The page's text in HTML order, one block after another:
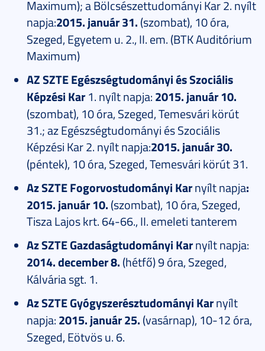
Maximum); a Bölcsészettudományi Kar 2. nyílt
napja:2015. január 31. (szombat), 10 óra,
Szeged, Egyetem u. 2., II. em. (BTK Auditórium
Maximum)
AZ SZTE Egészségtudományi és Szociális
Képzési Kar1. nyílt napja: 2015. január 10.
(szombat), 10 óra, Szeged, Temesvári körút
31.; az Egészségtudományi és Szociális
Képzési Kar 2. nyílt napja:2015. január 30.
(péntek), 10 óra, Szeged, Temesvári körút 31.
Az SZTE Fogorvostudományi Karnyílt napja:
2015. január 10. (szombat), 10 óra, Szeged,
Tisza Lajos krt. 64-66., II. emeleti tanterem
Az SZTE Gazdaságtudományi Karnyílt napja:
2014. december 8. (hétfő) 9 óra, Szeged,
Kálvária sgt. 1.
Az SZTE Gyógyszerésztudományi Karnyílt
napja: 2015. január 25. (vasárnap), 10-12 óra,
Szeged, Eötvös u. 6.